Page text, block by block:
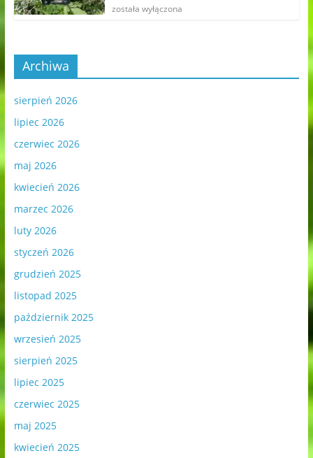
została wyłączona
Archiwa
sierpień 2026
lipiec 2026
czerwiec 2026
maj 2026
kwiecień 2026
marzec 2026
luty 2026
styczeń 2026
grudzień 2025
listopad 2025
październik 2025
wrzesień 2025
sierpień 2025
lipiec 2025
czerwiec 2025
maj 2025
kwiecień 2025